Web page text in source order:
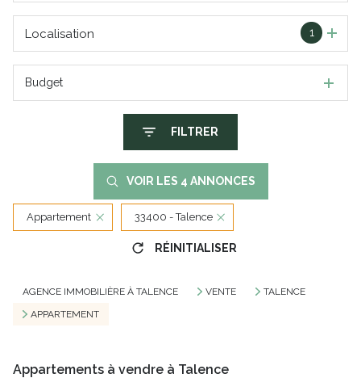
1
Localisation
Budget
FILTRER
VOIR LES 4 ANNONCES
Appartement 33400 - Talence
RÉINITIALISER
AGENCE IMMOBILIÈRE À TALENCE VENTE
TALENCE
APPARTEMENT
Appartements à vendre à Talence